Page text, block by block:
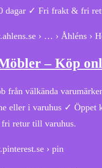
dagar ✓ Fri frakt & fri
› … › Åhléns ›
– Köp
från välkända
eller i varuhus ✓ Öppet
retur till varuhus.
› pin